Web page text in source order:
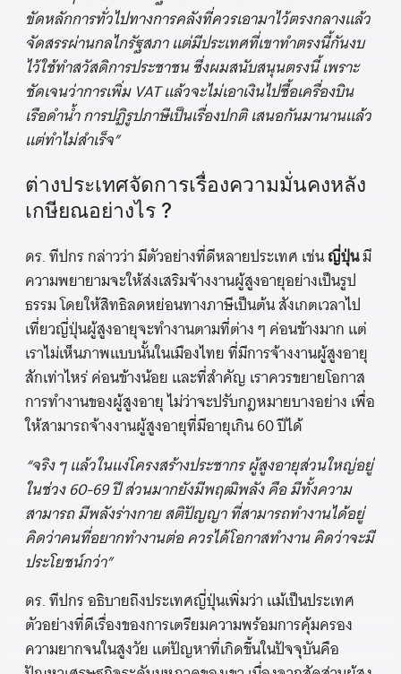
ขัดหลักการทั่วไปทางการคลังที่ควรเอามาไว้ตรงกลางแล้ว
จัดสรรผ่านกลไกรัฐสภา แต่มีประเทศที่เขาทำตรงนี้กันงบ
ไว้ใช้ทำสวัสดิการประชาชน ซึ่งผมสนับสนุนตรงนี้ เพราะ
ชัดเจนว่าการเพิ่ม VAT แล้วจะไม่เอาเงินไปซื้อเครื่องบิน
เรือดำน้ำ การปฏิรูปภาษีเป็นเรื่องปกติ เสนอกันมานานแล้ว
แต่ทำไม่สำเร็จ”
ต่างประเทศจัดการเรื่องความมั่นคงหลัง
เกษียณอย่างไร ?
ดร. ทีปกร กล่าวว่า มีตัวอย่างที่ดีหลายประเทศ เช่นญี่ปุ่นมี
ความพยายามจะให้ส่งเสริมจ้างงานผู้สูงอายุอย่างเป็นรูป
ธรรม โดยให้สิทธิลดหย่อนทางภาษีเป็นต้น สังเกตเวลาไป
เที่ยวญี่ปุ่นผู้สูงอายุจะทำงานตามที่ต่าง ๆ ค่อนข้างมาก แต่
เราไม่เห็นภาพแบบนั้นในเมืองไทย ที่มีการจ้างงานผู้สูงอายุ
สักเท่าไหร่ ค่อนข้างน้อย และที่สำคัญ เราควรขยายโอกาส
การทำงานของผู้สูงอายุ ไม่ว่าจะปรับกฎหมายบางอย่าง เพื่อ
ให้สามารถจ้างงานผู้สูงอายุที่มีอายุเกิน 60 ปีได้
“จริง ๆ แล้วในแง่โครงสร้างประชากร ผู้สูงอายุส่วนใหญ่อยู่
ในช่วง 60-69 ปี ส่วนมากยังมีพฤฒิพลัง คือ มีทั้งความ
สามารถ มีพลังร่างกาย สติปัญญา ที่สามารถทำงานได้อยู่
คิดว่าคนที่อยากทำงานต่อ ควรได้โอกาสทำงาน คิดว่าจะมี
ประโยชน์กว่า”
ดร. ทีปกร อธิบายถึงประเทศญี่ปุ่นเพิ่มว่า แม้เป็นประเทศ
ตัวอย่างที่ดีเรื่องของการเตรียมความพร้อมการคุ้มครอง
ความยากจนในสูงวัย แต่ปัญหาที่เกิดขึ้นในปัจจุบันคือ